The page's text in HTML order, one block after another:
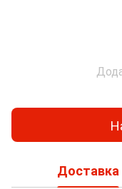
Доставка